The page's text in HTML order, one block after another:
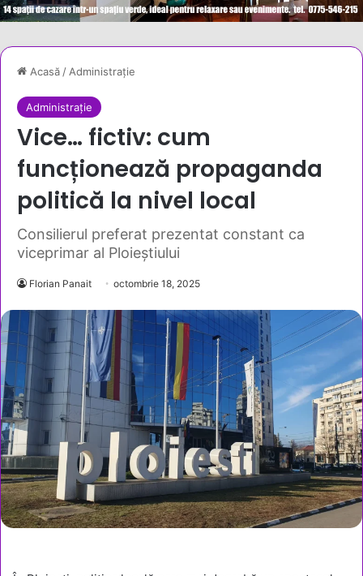
Acasă/Administrație
Administrație
Vice… fictiv: cum
funcționează propaganda
politică la nivel local
Consilierul preferat prezentat constant ca
viceprimar al Ploieștiului
Florian Panait octombrie 18, 2025